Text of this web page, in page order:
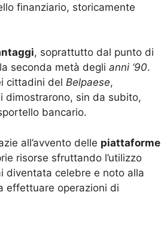
finanziario, storicamente
, soprattutto dal punto di
seconda metà degli anni ‘90.
cittadini del Belpaese,
dimostrarono, sin da subito,
bancario.
all’avvento delle piattaforme
risorse sfruttando l’utilizzo
diventata celebre e noto alla
effettuare operazioni di